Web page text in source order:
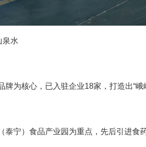
泉水
牌为核心，已入驻企业18家，打造出“峨
泰宁）食品产业园为重点，先后引进食